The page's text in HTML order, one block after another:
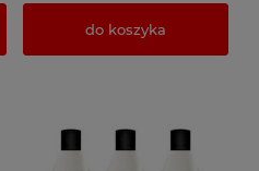
do koszyka